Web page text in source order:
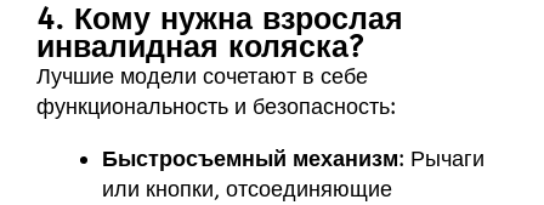
4. Кому нужна взрослая
инвалидная коляска?
Лучшие модели сочетают в себе
функциональность и безопасность:
Быстросъемный механизм: Рычаги
или кнопки, отсоединяющие